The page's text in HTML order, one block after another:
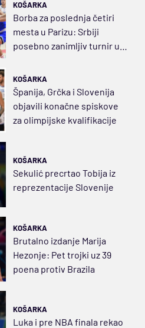
KOŠARKA
Borba za poslednja četiri
mesta u Parizu: Srbiji
posebno zanimljiv turnir u
KOŠARKA
Španija, Grčka i Slovenija
objavili konačne spiskove
za olimpijske kvalifikacije
KOŠARKA
Sekulić precrtao Tobija iz
reprezentacije Slovenije
KOŠARKA
Brutalno izdanje Marija
Hezonje: Pet trojki uz 39
poena protiv Brazila
KOŠARKA
Luka i pre NBA finala rekao